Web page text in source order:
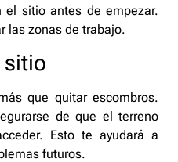
el sitio antes de empezar.
las zonas de trabajo.
sitio
que quitar escombros.
de que el terreno
Esto te ayudará a
futuros.